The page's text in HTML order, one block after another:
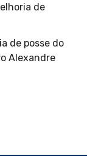
de
de posse do
Alexandre